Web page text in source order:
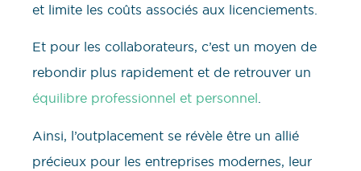
et limite les coûts associés aux licenciements.
Et pour les collaborateurs, c’est un moyen de
rebondir plus rapidement et de retrouver un
équilibre professionnel et personnel.
Ainsi, l’outplacement se révèle être un allié
précieux pour les entreprises modernes, leur